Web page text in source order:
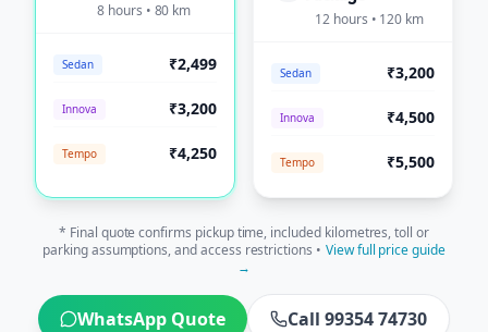
8 hours • 80 km
Sedan ₹2,499
Innova ₹3,200
Tempo ₹4,250
12 hours • 120 km
Sedan ₹3,200
Innova ₹4,500
Tempo ₹5,500
* Final quote confirms pickup time, included kilometres, toll or
parking assumptions, and access restrictions • View full price guide
→
WhatsApp Quote Call 99354 74730